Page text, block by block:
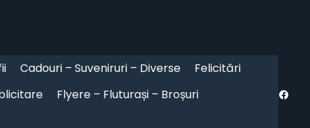
Cadouri – Suveniruri – Diverse
Felicitări
Flyere – Fluturași – Broșuri